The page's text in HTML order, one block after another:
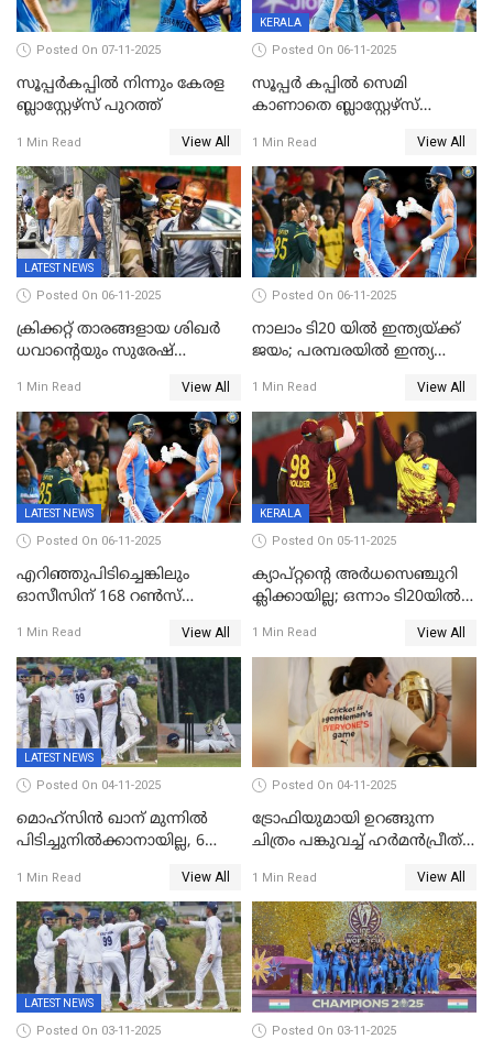
Posted On 07-11-2025
സൂപ്പര്‍കപ്പില്‍ നിന്നും കേരള
ബ്ലാസ്റ്റേഴ്‌സ് പുറത്ത്
1 Min Read View All
KERALA
Posted On 06-11-2025
സൂപ്പർ കപ്പിൽ സെമി
കാണാതെ ബ്ലാസ്റ്റേഴ്സ്
1 Min Read View All
LATEST NEWS
Posted On 06-11-2025
ക്രിക്കറ്റ് താരങ്ങളായ ശിഖർ
ധവാന്‍റെയും സുരേഷ്
കണ്ടുകെട്ടി
1 Min Read View All
Posted On 06-11-2025
നാലാം ടി20 യില്‍ ഇന്ത്യയ്ക്ക്
ജയം; പരമ്പരയിൽ ഇന്ത്യ
1 Min Read View All
LATEST NEWS
Posted On 06-11-2025
എറിഞ്ഞുപിടിച്ചെങ്കിലും
ഓസീസിന് 168 റൺസ്
1 Min Read View All
KERALA
Posted On 05-11-2025
ക്യാപ്റ്റന്റെ അർധസെഞ്ചുറി
ക്ലിക്കായില്ല; ഒന്നാം ടി20യിൽ
വിൻഡീസിന് ജയം
1 Min Read View All
LATEST NEWS
Posted On 04-11-2025
മൊഹ്സിൻ ഖാന് മുന്നിൽ
പിടിച്ചുനിൽക്കാനായില്ല, 6
കേരളത്തിന് ഇന്നിംഗ്സ്
തോല്‍വി
1 Min Read View All
Posted On 04-11-2025
ട്രോഫിയുമായി ഉറങ്ങുന്ന
ചിത്രം പങ്കുവച്ച് ഹര്‍മന്‍പ്രീത്
1 Min Read View All
LATEST NEWS
Posted On 03-11-2025 Posted On 03-11-2025